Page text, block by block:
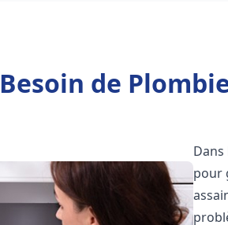
Besoin de
Dans
pour